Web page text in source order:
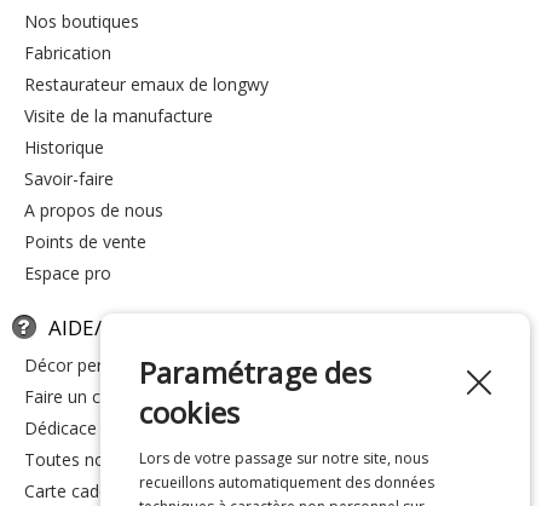
nos boutiques
fabrication
restaurateur emaux de longwy
visite de la manufacture
historique
savoir-faire
a propos de nous
points de vente
espace pro
AIDE/FAQ
décor personnalisé
faire un cadeau
dédicace
toutes nos réponses
carte cadeau
Paramétrage des
cookies
Lors de votre passage sur notre site, nous
recueillons automatiquement des données